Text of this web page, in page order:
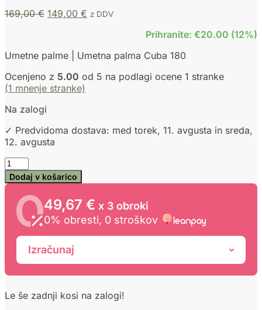
169,00€ Izvirna
169,00 €.
149,00 € Trenutna
z DDV
Prihranite: €20.00 (12%)
Umetne palme | Umetna palma Cuba 180
Ocenjeno z 5.00 od 5 na podlagi ocene 1 stranke
(1 mnenje stranke)
Na zalogi
✓ Predvidoma dostava: med torek, 11. avgusta in sreda,
12. avgusta
Umetna
palma
180
Cuba
količina
Dodaj v košarico
49,67 € x 3 obroki
0% obresti, 0 stroškov
Izračunaj
Le še zadnji kosi na zalogi!